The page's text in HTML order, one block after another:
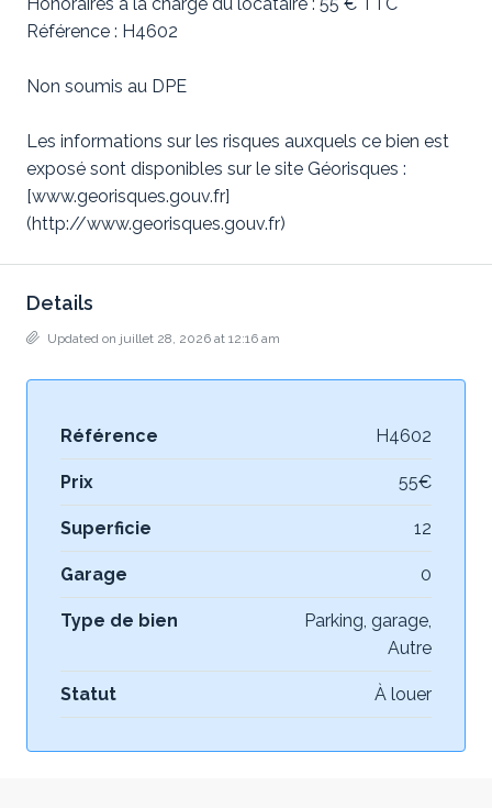
Référence : H4602
Non soumis au DPE
Les informations sur les risques auxquels ce bien est
exposé sont disponibles sur le site Géorisques :
[www.georisques.gouv.fr]
(http://www.georisques.gouv.fr)
Details
Updated on juillet 28, 2026 at 12:16 am
Référence H4602
Prix 55€
Superficie 12
Garage 0
Type de bien
Parking, garage,
Autre
Statut À louer